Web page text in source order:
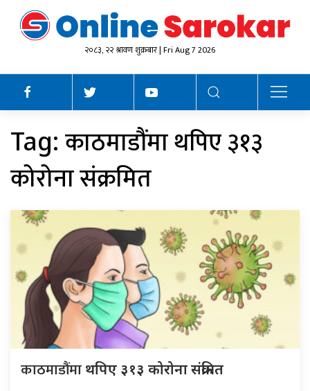
२०८३, २२ श्रावण शुक्रबार | Fri Aug 7 2026
Tag: काठमाडौंमा थपिए ३१३
कोरोना संक्रमित
काठमाडौंमा थपिए ३१३ कोरोना संक्रमित